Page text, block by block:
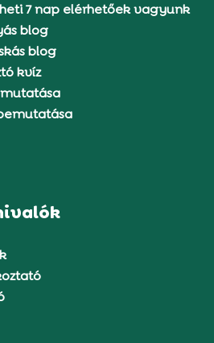
7 nap elérhetőek vagyunk
blog
blog
kvíz